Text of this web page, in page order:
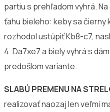
partiu s prehľadom vyhrá.
ťahu bieleho: keby sa čierny
rozhodol ustúpiť Kb8-c7,
4. Da7xe7 a biely vyhrá s
predošlom variante.
SLABÚ PREMENU NA
realizovať naozaj len veľmi